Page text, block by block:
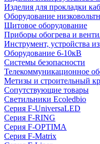
Изделия для прокладки
Оборудование
Щитовое оборудование
Приборы обогрева и
Инструмент, устройства
Оборудование 6-10кВ
Системы безопасности
Телекоммуникационное
Метизы и строительный
Сопутствующие товары
Светильники Ecoledbio
Серия F-UniversaLED
Серия F-RING
Серия F-OPTIMA
Серия F-Matrix